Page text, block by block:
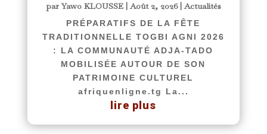
parYawo KLOUSSE|Août 2, 2026|Actualités
PRÉPARATIFS DE LA FÊTE
TRADITIONNELLE TOGBI AGNI 2026
: LA COMMUNAUTÉ ADJA-TADO
MOBILISÉE AUTOUR DE SON
PATRIMOINE CULTUREL
afriquenligne.tg La...
lire plus